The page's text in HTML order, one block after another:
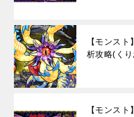
【モンス
析攻略(く
【モンス